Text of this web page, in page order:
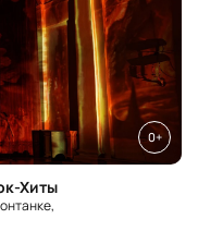
0+
Хиты